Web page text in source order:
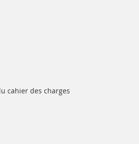
cahier des charges